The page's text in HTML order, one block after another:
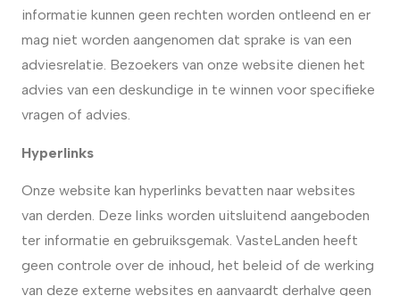
informatie kunnen geen rechten worden ontleend en er
mag niet worden aangenomen dat sprake is van een
adviesrelatie. Bezoekers van onze website dienen het
advies van een deskundige in te winnen voor specifieke
vragen of advies.
Hyperlinks
Onze website kan hyperlinks bevatten naar websites
van derden. Deze links worden uitsluitend aangeboden
ter informatie en gebruiksgemak. VasteLanden heeft
geen controle over de inhoud, het beleid of de werking
van deze externe websites en aanvaardt derhalve geen